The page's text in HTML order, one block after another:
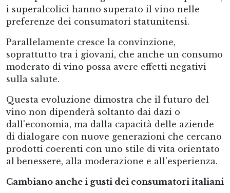
i superalcolici hanno superato il vino nelle
preferenze dei consumatori statunitensi.
Parallelamente cresce la convinzione,
soprattutto tra i giovani, che anche un consumo
moderato di vino possa avere effetti negativi
sulla salute.
Questa evoluzione dimostra che il futuro del
vino non dipenderà soltanto dai dazi o
dall'economia, ma dalla capacità delle aziende
di dialogare con nuove generazioni che cercano
prodotti coerenti con uno stile di vita orientato
al benessere, alla moderazione e all'esperienza.
Cambiano anche i gusti dei consumatori italiani